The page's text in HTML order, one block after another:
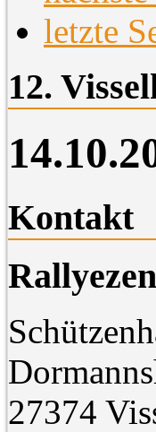
letzte
12.
Kontakt
27374